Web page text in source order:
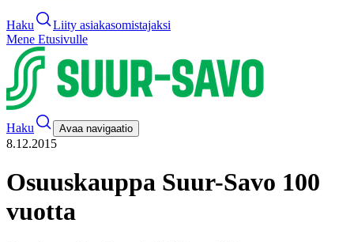
Haku
Liity asiakasomistajaksi
Mene Etusivulle
Haku Avaa navigaatio
8.12.2015
Osuuskauppa Suur-Savo 100
vuotta